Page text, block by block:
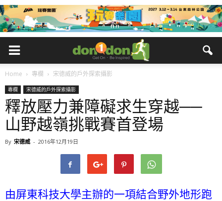
Home 專欄 宋德威的戶外探索攝影
專欄 宋德威的戶外探索攝影
釋放壓力兼障礙求生穿越──
山野越嶺挑戰賽首登場
By 宋德威 - 2016年12月19日
由屏東科技大學主辦的一項結合野外地形跑